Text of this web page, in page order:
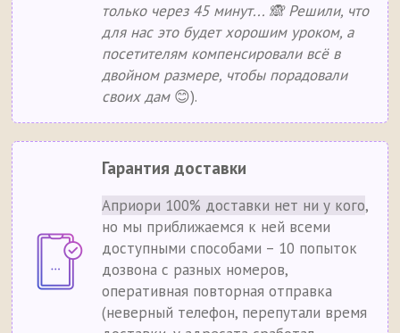
только через 45 минут... 🙈 Решили, что
для нас это будет хорошим уроком, а
посетителям компенсировали всё в
двойном размере, чтобы порадовали
своих дам😊).
Гарантия доставки
Априори 100% доставки нет ни у кого,
но мы приближаемся к ней всеми
доступными способами – 10 попыток
дозвона с разных номеров,
оперативная повторная отправка
(неверный телефон, перепутали время